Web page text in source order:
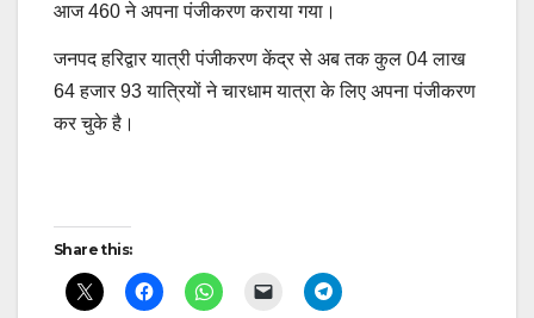
आज 460 ने अपना पंजीकरण कराया गया।
जनपद हरिद्वार यात्री पंजीकरण केंद्र से अब तक कुल 04 लाख
64 हजार 93 यात्रियों ने चारधाम यात्रा के लिए अपना पंजीकरण
कर चुके है।
Post
navigation
Share this: